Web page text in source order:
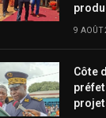
9 AOÛT
Côte